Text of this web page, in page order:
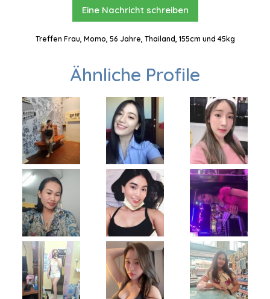
Eine Nachricht schreiben
Treffen Frau, Momo, 56 Jahre, Thailand, 155cm und 45kg
Ähnliche Profile